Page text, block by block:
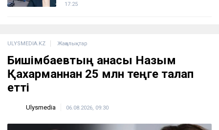
17:25
ULYSMEDIA.KZ Жаңалықтар
Бишімбаевтың анасы Назым
Қахарманнан 25 млн теңге талап
етті
Ulysmedia 06.08.2026, 09:30